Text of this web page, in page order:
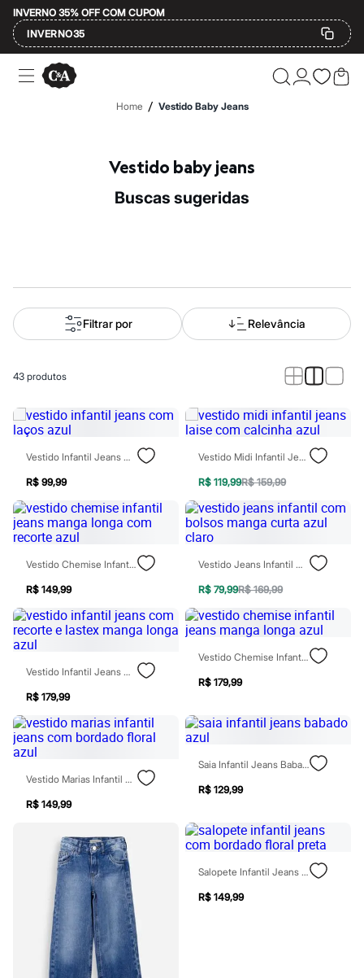
INVERNO 35% OFF COM CUPOM
INVERNO35
Ofertas
Compre por Departamento
Alfaiataria
Novidades
Roupas
Blusas e Camisetas
Casacos e Jaquetas
Macacões
Saias
Shorts e Bermudas
Vestidos
Bolsas
Bonés e Chapéus
Bijoux
Cintos
Óculos
Relógios
Calçados
Botas
Rasteirinhas
Sandálias
Sapatilhas
Marcas
City
Clock House
Mindset
Sawary
Yessica
Moda esportiva
Acessórios
Calçados
Shorts e Bermudas
Moda íntima
Calcinhas
Cintas e Modeladores
Pijamas
Sutiãs e Tops
Moda praia
Biquínis
Home / Vestido Baby Jeans
Vestido baby jeans
buscas sugeridas
Filtrar por Relevância
43 produtos
Vestido Infantil Jeans Com Laços Azul
R$ 99,99
Vestido Midi Infantil Jeans Laise Com Calcinha Azul
R$ 119,99R$ 159,99
Vestido Chemise Infantil Jeans Manga Longa Com Recorte Azul
R$ 149,99
Vestido Jeans Infantil Com Bolsos Manga Curta Azul Claro
R$ 79,99R$ 169,99
Vestido Infantil Jeans Com Recorte E Lastex Manga Longa Azul
R$ 179,99
Vestido Chemise Infantil Jeans Manga Longa Azul
R$ 179,99
Vestido Marias Infantil Jeans Com Bordado Floral Azul
R$ 149,99
Saia Infantil Jeans Babado Azul
R$ 129,99
Salopete Infantil Jeans Com Bordado Floral Preta
R$ 149,99